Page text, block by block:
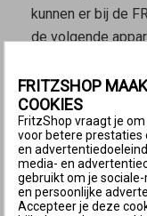
kunnen er bij de
de volgende
een
FRITZSHOP
COOKIES
FritzShop vraagt je
voor betere prestaties
en
media- en
gebruikt om je
en persoonlijke
Accepteer je deze